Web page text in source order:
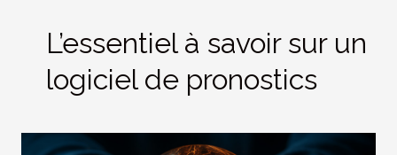
L’essentiel à savoir sur un
logiciel de pronostics